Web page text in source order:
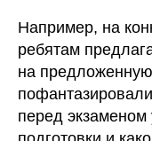
Например, на
ребятам
на
перед экзаменом